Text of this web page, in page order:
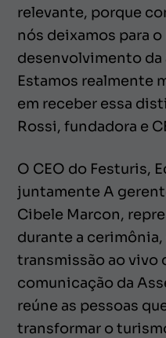
relevante, porque
nós deixamos para
desenvolvimento
Estamos realmente
em receber essa
Rossi, fundadora e
O CEO do Festuris,
juntamente A
Cibele Marcon,
durante a
transmissão ao vivo
comunicação da
reúne as pessoas
transformar o